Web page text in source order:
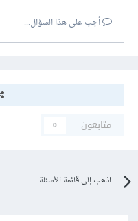
أجب على هذا السؤال...
متابعون
0
اذهب إلى قائمة الأسئلة